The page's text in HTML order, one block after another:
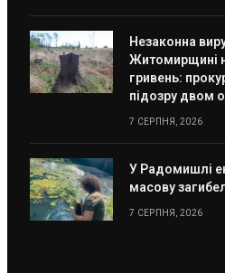
Незаконна
Житомирщині
гривень:
підозру двом
7 СЕРПНЯ, 2026
У Радомишлі
масову
7 СЕРПНЯ, 2026